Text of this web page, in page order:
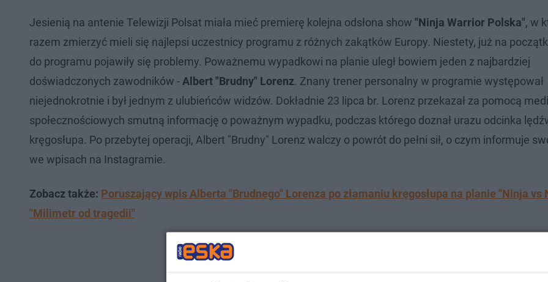
Jesienią na antenie Telewizji Polsat miała mieć premierę kolejna odsłona show "Ninja Warrior Polska", w
razem zmierzyć mieli się najlepsi uczestnicy programu z różnych zakątków Europy. Niestety, już na
do programu pojawiły się problemy. Poważnemu wypadkowi na planie uległ bowiem jeden z najbardziej
doświadczonych zawodników -Albert "Brudny" Lorenz. Znany trener personalny w programie występował
niejednokrotnie i był jednym z ulubieńców widzów. Dokładnie 23 lipca br. Lorenz przekazał za pomocą
społecznościowych smutną informację o poważnym wypadku, podczas którego doznał urazu odcinka
kręgosłupa. Po przebytej operacji, Albert "Brudny" Lorenz walczy o powrót do pełni sił, o czym informuje
we wpisach na Instagramie.
Zobacz także: Poruszający wpis Alberta "Brudnego" Lorenza po złamaniu kręgosłupa na planie "Ninja vs
"Milimetr od tragedii"